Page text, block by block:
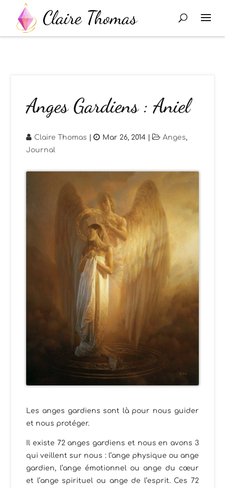
Anges Gardiens : Aniel
Claire Thomas | Mar 26, 2014 | Anges,
Journal
Les anges gardiens sont là pour nous guider
et nous protéger.
Il existe 72 anges gardiens et nous en avons 3
qui veillent sur nous : l’ange physique ou ange
gardien, l’ange émotionnel ou ange du cœur
et l’ange spirituel ou ange de l’esprit. Ces 72